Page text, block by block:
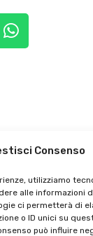
Consenso
utilizziamo
alle informazioni
ci permetterà di
o ID unici su
può influire
Tutti
Termini e